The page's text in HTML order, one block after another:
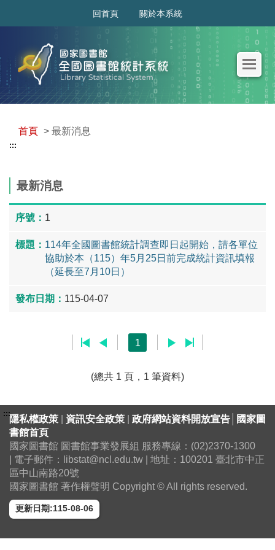
回首頁 關於本系統
首頁 > 最新消息
:::
最新消息
1
114年全國圖書館統計調查即日起開始，請各單位
協助於本（115）年5月25日前完成統計資訊填報
（延長至7月10日）
115-04-07
1
(總共 1 頁，1 筆資料)
:::隱私權政策 資訊安全政策 政府網站資料開放宣告
國家圖
書館首頁
國家圖書館 圖書館事業發展組 服務專線：(02)2370-1300
| 電子郵件：libstat@ncl.edu.tw | 地址：100201 臺北市中正
區中山南路20號
國家圖書館 著作權聲明 Copyright © All rights reserved.
更新日期:115-08-06